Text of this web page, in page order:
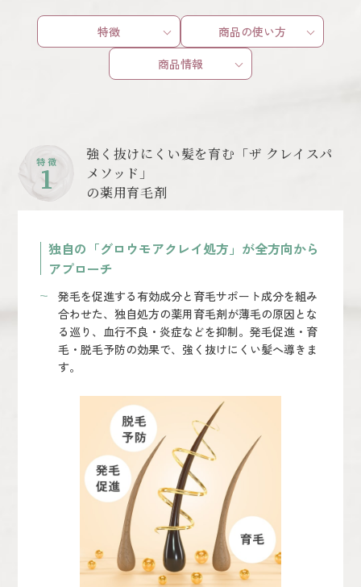
特徴
商品の使い方
商品情報
特 徴
1
強く抜けにくい髪を育む「ザ クレイスパ
メソッド」
の薬用育毛剤
独自の「グロウモアクレイ処方」が全方向から
アプローチ
発毛を促進する有効成分と育毛サポート成分を組み
合わせた、独自処方の薬用育毛剤が薄毛の原因とな
る巡り、血行不良・炎症などを抑制。発毛促進・育
毛・脱毛予防の効果で、強く抜けにくい髪へ導きま
す。